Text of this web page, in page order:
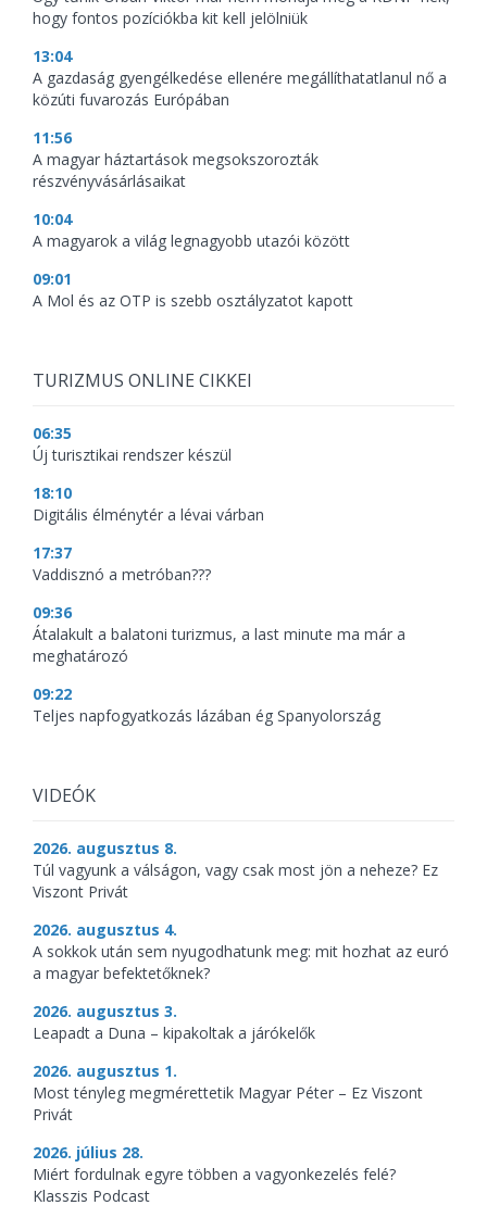
hogy fontos pozíciókba kit kell jelölniük
13:04
A gazdaság gyengélkedése ellenére megállíthatatlanul nő a
közúti fuvarozás Európában
11:56
A magyar háztartások megsokszorozták
részvényvásárlásaikat
10:04
A magyarok a világ legnagyobb utazói között
09:01
A Mol és az OTP is szebb osztályzatot kapott
TURIZMUS ONLINE CIKKEI
06:35
Új turisztikai rendszer készül
18:10
Digitális élménytér a lévai várban
17:37
Vaddisznó a metróban???
09:36
Átalakult a balatoni turizmus, a last minute ma már a
meghatározó
09:22
Teljes napfogyatkozás lázában ég Spanyolország
VIDEÓK
2026. augusztus 8.
Túl vagyunk a válságon, vagy csak most jön a neheze? Ez
Viszont Privát
2026. augusztus 4.
A sokkok után sem nyugodhatunk meg: mit hozhat az euró
a magyar befektetőknek?
2026. augusztus 3.
Leapadt a Duna – kipakoltak a járókelők
2026. augusztus 1.
Most tényleg megmérettetik Magyar Péter – Ez Viszont
Privát
2026. július 28.
Miért fordulnak egyre többen a vagyonkezelés felé?
Klasszis Podcast